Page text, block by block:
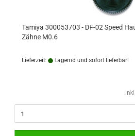
Tamiya 300053703 - DF-02 Speed
Zähne M0.6
Lieferzeit: Lagernd und sofort lieferbar!